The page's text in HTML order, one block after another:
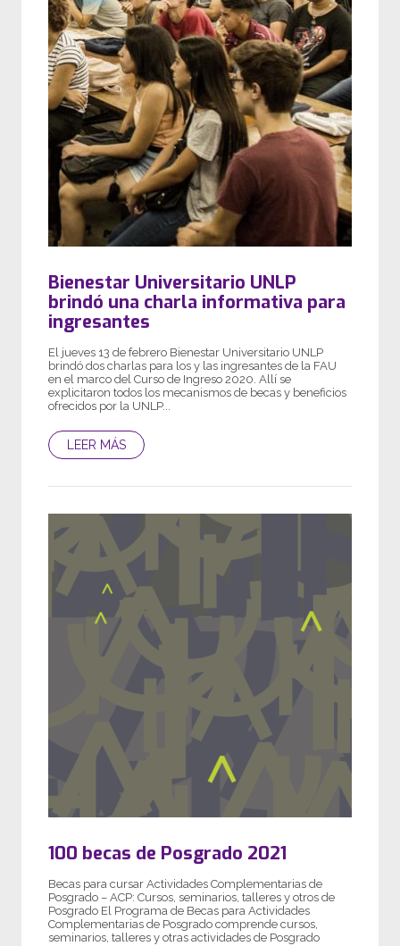
Bienestar Universitario UNLP
brindó una charla informativa para
ingresantes
El jueves 13 de febrero Bienestar Universitario UNLP
brindó dos charlas para los y las ingresantes de la FAU
en el marco del Curso de Ingreso 2020. Allí se
explicitaron todos los mecanismos de becas y beneficios
ofrecidos por la UNLP...
LEER MÁS
100 becas de Posgrado 2021
Becas para cursar Actividades Complementarias de
Posgrado – ACP: Cursos, seminarios, talleres y otros de
Posgrado El Programa de Becas para Actividades
Complementarias de Posgrado comprende cursos,
seminarios, talleres y otras actividades de Posgrado